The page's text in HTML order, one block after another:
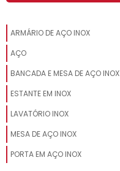
ARMÁRIO DE AÇO INOX
AÇO
BANCADA E MESA DE AÇO INOX
ESTANTE EM INOX
LAVATÓRIO INOX
MESA DE AÇO INOX
PORTA EM AÇO INOX